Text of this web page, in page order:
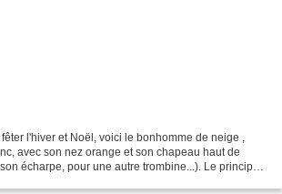
l'hiver et Noël, voici le bonhomme de neige ,
avec son nez orange et son chapeau haut de
écharpe, pour une autre trombine...). Le principe :